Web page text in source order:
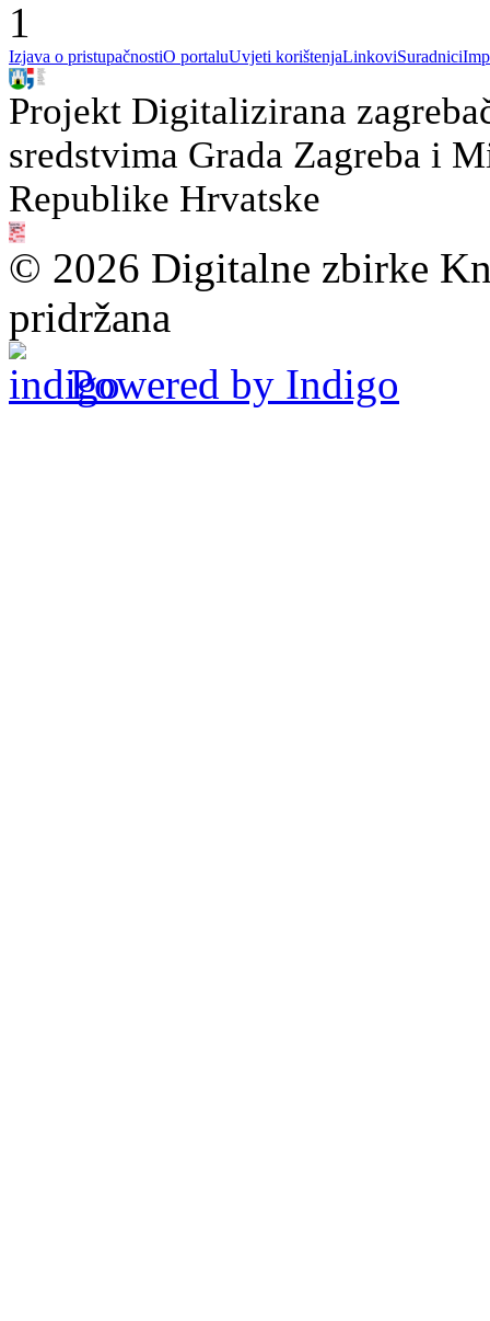
1
Izjava o pristupačnostiO portaluUvjeti korištenjaLinkoviSuradnici
Projekt Digitalizirana
sredstvima Grada Zagreba i
Republike Hrvatske
© 2026 Digitalne zbirke
pridržana
Powered by Indigo